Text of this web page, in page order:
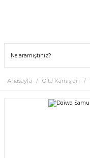
Anasayfa Olta Kamışları